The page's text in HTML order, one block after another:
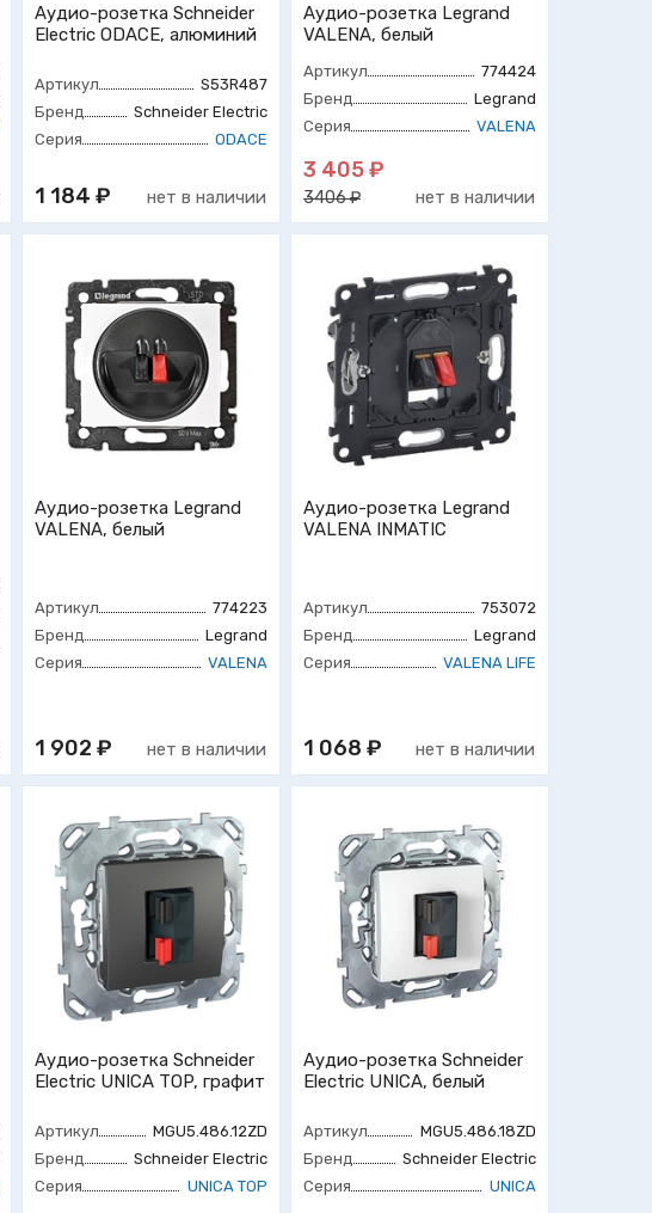
Аудио-розетка Schneider
Electric ODACE, алюминий
Артикул
S53R487
Бренд
Schneider Electric
Серия
ODACE
1 184 ₽ нет в наличии
Аудио-розетка Legrand
VALENA, белый
Артикул
774424
Бренд
Legrand
Серия
VALENA
3 405 ₽
3406 ₽ нет в наличии
Аудио-розетка Legrand
VALENA, белый
Артикул
774223
Бренд
Legrand
Серия
VALENA
1 902 ₽ нет в наличии
Аудио-розетка Legrand
VALENA INMATIC
Артикул
753072
Бренд
Legrand
Серия
VALENA LIFE
1 068 ₽ нет в наличии
Аудио-розетка Schneider
Electric UNICA TOP, графит
Артикул
MGU5.486.12ZD
Бренд
Schneider Electric
Серия
UNICA TOP
Аудио-розетка Schneider
Electric UNICA, белый
Артикул
MGU5.486.18ZD
Бренд
Schneider Electric
Серия
UNICA